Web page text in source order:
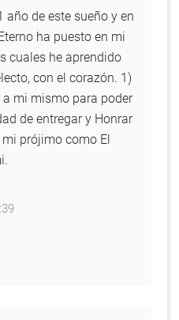
año de este sueño y en
ha puesto en mi
cuales he aprendido
con el corazón. 1)
a mi mismo para poder
de entregar y Honrar
prójimo como El